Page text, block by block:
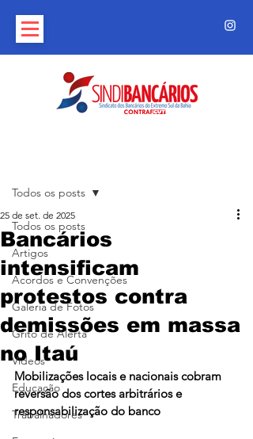
Todos os posts
Artigos
Acordos e Convenções
Galeria de Fotos
Grito de Alerta
Vídeos
Educação
Trabalhadores
Todos os posts
Bancários
intensificam
protestos contra
demissões em massa
no Itaú
25 de set. de 2025
Mobilizações locais e nacionais cobram
reversão dos cortes arbitrários e
responsabilização do banco